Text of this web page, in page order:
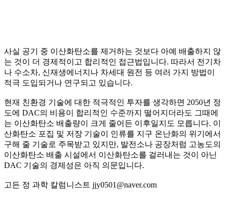
사실 공기 중 이산화탄소를 제거하는 것보다 아예 배출하지 않
는 것이 더 경제적이고 합리적인 접근법입니다. 따라서 전기차
나 수소차, 신재생에너지나 차세대 원전 등 여러 가지 방법이
적극 도입되거나 연구되고 있습니다.
현재 친환경 기술에 대한 적극적인 투자를 생각하면 2050년 정
도에 DAC의 비용이 합리적인 수준까지 떨어지더라도 그때에
는 이산화탄소 배출량이 크게 줄어든 이후일지도 모릅니다. 이
산화탄소 포집 및 저장 기술이 인류를 지구 온난화의 위기에서
구해 줄 기술로 주목받고 있지만, 발전소나 공장처럼 고농도의
이산화탄소 배출 시설에서 이산화탄소를 걸러내는 것이 아닌
DAC 기술의 경제성은 아직 의문입니다.
고든 정 과학 칼럼니스트 jjy0501@naver.com